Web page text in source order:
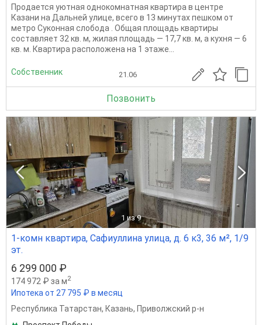
Продается уютная однокомнатная квартира в центре
Казани на Дальней улице, всего в 13 минутах пешком от
метро Суконная слобода . Общая площадь квартиры
составляет 32 кв. м, жилая площадь — 17,7 кв. м, а кухня — 6
кв. м. Квартира расположена на 1 этаже...
Собственник 21.06
Позвонить
1 из 9
1-комн квартира, Сафиуллина улица, д. 6 к3, 36 м², 1/9
эт.
6 299 000 ₽
174 972 ₽ за м2
Ипотека от 27 795 ₽ в месяц
Республика Татарстан, Казань, Приволжский р-н